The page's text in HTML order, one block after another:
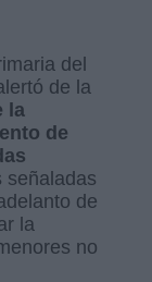
del
de la
la
de
señaladas
de
la
no